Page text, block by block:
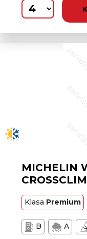
MICHELIN
Klasa Premium
B A